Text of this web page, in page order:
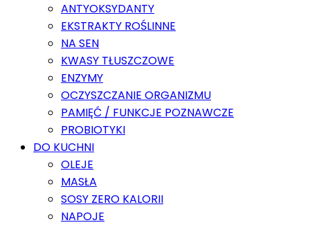
ANTYOKSYDANTY
EKSTRAKTY ROŚLINNE
NA SEN
KWASY TŁUSZCZOWE
ENZYMY
OCZYSZCZANIE ORGANIZMU
PAMIĘĆ / FUNKCJE POZNAWCZE
PROBIOTYKI
DO KUCHNI
OLEJE
MASŁA
SOSY ZERO KALORII
NAPOJE